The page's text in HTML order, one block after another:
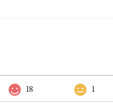
18 1